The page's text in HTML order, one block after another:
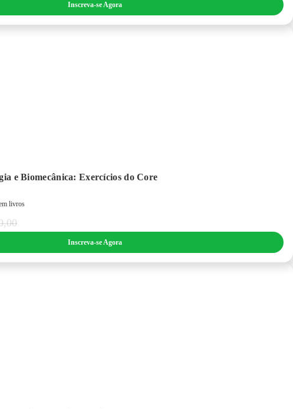
Inscreva-se Agora
e Biomecânica: Exercícios do Core
livros
Inscreva-se Agora